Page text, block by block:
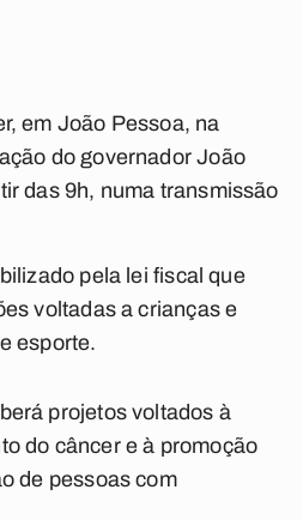
em João Pessoa, na
do governador João
das 9h, numa transmissão
pela lei fiscal que
voltadas a crianças e
esporte.
projetos voltados à
do câncer e à promoção
de pessoas com